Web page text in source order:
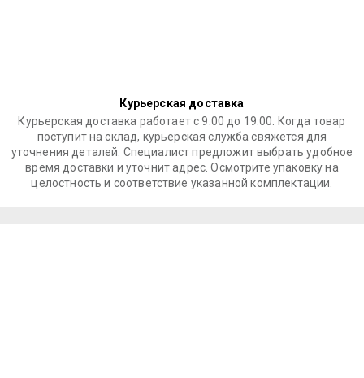
Курьерская доставка
Курьерская доставка работает с 9.00 до 19.00. Когда товар
поступит на склад, курьерская служба свяжется для
уточнения деталей. Специалист предложит выбрать удобное
время доставки и уточнит адрес. Осмотрите упаковку на
целостность и соответствие указанной комплектации.